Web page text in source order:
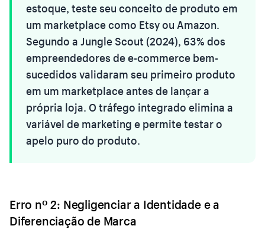
estoque, teste seu conceito de produto em
um marketplace como Etsy ou Amazon.
Segundo a Jungle Scout (2024), 63% dos
empreendedores de e-commerce bem-
sucedidos validaram seu primeiro produto
em um marketplace antes de lançar a
própria loja. O tráfego integrado elimina a
variável de marketing e permite testar o
apelo puro do produto.
Erro nº 2: Negligenciar a Identidade e a
Diferenciação de Marca